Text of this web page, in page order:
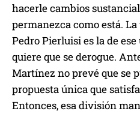
hacerle cambios
permanezca como está.
Pedro Pierluisi es la de
quiere que se derogue.
Martínez no prevé que se
propuesta única que
Entonces, esa división